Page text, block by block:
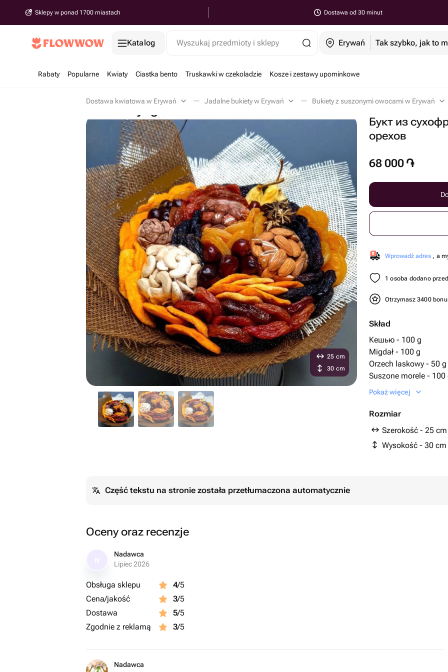
Sklepy w ponad 1700 miastach Dostawa od 30 minut
Katalog Wyszukaj przedmioty i sklepy Erywań Tak szybko, jak to
Rabaty Popularne Kwiaty Ciastka bento Truskawki w czekoladzie Kosze i zestawy upominkowe
Dostawa kwiatowa w Erywań Jadalne bukiety w Erywań Bukiety z suszonymi owocami w Erywań
Букт из
орехов
68 000 ֏
Wprowadź adres , a
1 osoba dodano
Otrzymasz 3400
Skład
Кешью - 100 g
Migdał - 100 g
Orzech laskowy - 50 g
Suszone morele - 100
Suszone śliwki - 100 g
Pokaż więcej
Rozmiar
Szerokość - 25 cm
Wysokość - 30 cm
25 cm
30 cm
Część tekstu na stronie została przetłumaczona automatycznie
Oceny oraz recenzje
Nadawca
Lipiec 2026
Obsługa sklepu 4/5
Cena/jakość
3/5
Dostawa
5/5
Zgodnie z reklamą
3/5
Nadawca